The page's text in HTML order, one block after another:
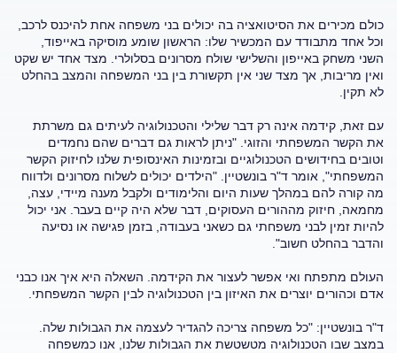
כולם מכירים את הסיטואציה בה יכולים בני משפחה אחת להיכנס לרכב,
וכל אחד מתבודד עם המכשיר שלו: הראשון שומע מוסיקה באייפוד,
השני משחק באייפון והשלישי שולח מסרונים בסלולרי. מצד אחד יש שקט
ואין מריבות, אך מצד שני אין תקשורת בין בני המשפחה והמצב בהחלט
לא תקין.
עם זאת, קידמה אינה רק דבר שלילי והטכנולוגיה לעיתים גם משרתת
את הקשר המשפחתי והזוגי. "ניתן לראות גם דברים שהם נחמדים
וטובים בחידושים הטכנולוגיים ובזמינות האינסופית שלנו לחיזוק הקשר
המשפחתי", אומר ד"ר בונשטיין. "הילדים יכולים לשלוח מסרונים ולדווח
מה קורה להם במהלך שעות היום והלימודים ולקבל מענה מיידי, עצה,
מחמאה, חיזוק מההורים העסוקים, דבר שלא היה קיים בעבר. אני יכול
להיות זמין לבני משפחתי גם כשאני בעבודה, בזמן פגישה או נסיעה
והדבר בהחלט חשוב".
העולם מתפתח ואי אפשר לעצור את הקידמה. השאלה היא איך אנו כבני
אדם וכהורים יוצרים את האיזון בין הטכנולוגיה לבין הקשר המשפחתי.
ד"ר בונשטיין: "כל משפחה צריכה להגדיר לעצמה את הגבולות שלה.
במצב שבו הטכנולוגיה מטשטשת את הגבולות שלנו, אנו כמשפחה